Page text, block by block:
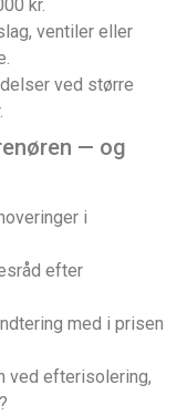
kr.
ventiler eller
ved større
— og
i
efter
med i prisen
ved efterisolering,